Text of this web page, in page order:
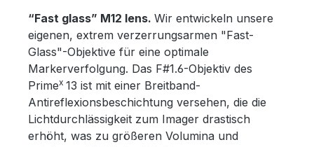
“Fast glass” M12 lens. Wir entwickeln unsere
eigenen, extrem verzerrungsarmen "Fast-
Glass"-Objektive für eine optimale
Markerverfolgung. Das F#1.6-Objektiv des
Primex 13 ist mit einer Breitband-
Antireflexionsbeschichtung versehen, die die
Lichtdurchlässigkeit zum Imager drastisch
erhöht, was zu größeren Volumina und